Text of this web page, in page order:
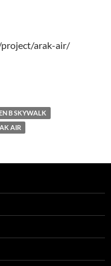
arak-air/
B SKYWALK
AIR